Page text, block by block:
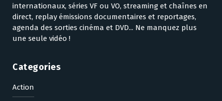
internationaux, séries VF ou VO, streaming et chaînes en
direct, replay émissions documentaires et reportages,
agenda des sorties cinéma et DVD... Ne manquez plus
une seule vidéo !
Categories
Action